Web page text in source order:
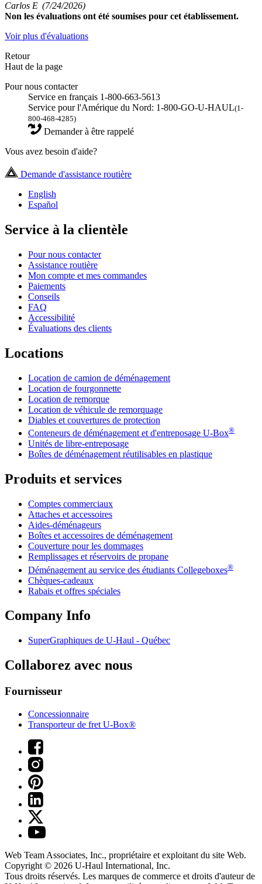
Carlos E (7/24/2026)
Non les évaluations ont été soumises pour cet établissement.
Voir plus d'évaluations
Retour
Haut de la page
Pour nous contacter
Service en français 1-800-663-5613
Service pour l'Amérique du Nord: 1-800-GO-U-HAUL(1-
800-468-4285)
Demander à être rappelé
Vous avez besoin d'aide?
Demande d'assistance routière
English
Español
Service à la clientèle
Pour nous contacter
Assistance routière
Mon compte et mes commandes
Paiements
Conseils
FAQ
Accessibilité
Évaluations des clients
Locations
Location de camion de déménagement
Location de fourgonnette
Location de remorque
Location de véhicule de remorquage
Diables et couvertures de protection
Conteneurs de déménagement et d'entreposage U-Box®
Unités de libre-entreposage
Boîtes de déménagement réutilisables en plastique
Produits et services
Comptes commerciaux
Attaches et accessoires
Aides-déménageurs
Boîtes et accessoires de déménagement
Couverture pour les dommages
Remplissages et réservoirs de propane
Déménagement au service des étudiants Collegeboxes®
Chèques-cadeaux
Rabais et offres spéciales
Company Info
SuperGraphiques de U-Haul - Québec
Collaborez avec nous
Fournisseur
Concessionnaire
Transporteur de fret U-Box®
Web Team Associates, Inc., propriétaire et exploitant du site Web.
Copyright © 2026 U-Haul International, Inc.
Tous droits réservés. Les marques de commerce et droits d'auteur de